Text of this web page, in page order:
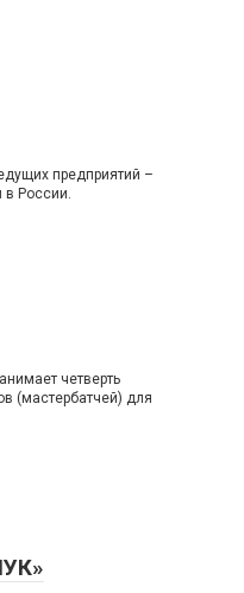
предприятий –
в России.
четверть
(мастербатчей) для